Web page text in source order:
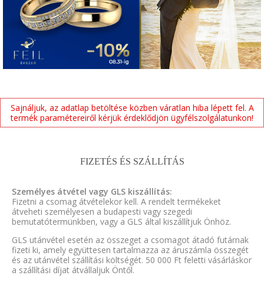
Sajnáljuk, az adatlap betöltése közben váratlan hiba lépett fel. A
termék paramétereiről kérjük érdeklődjön ügyfélszolgálatunkon!
FIZETÉS ÉS SZÁLLÍTÁS
Személyes átvétel vagy GLS kiszállítás:
Fizetni a csomag átvételekor kell. A rendelt termékeket
átveheti személyesen a budapesti vagy szegedi
bemutatótermünkben, vagy a GLS által kiszállítjuk Önhöz.
GLS utánvétel esetén az összeget a csomagot átadó futárnak
fizeti ki, amely együttesen tartalmazza az áruszámla összegét
és az utánvétel szállítási költségét. 50 000 Ft feletti vásárláskor
a szállítási díjat átvállaljuk Öntől.